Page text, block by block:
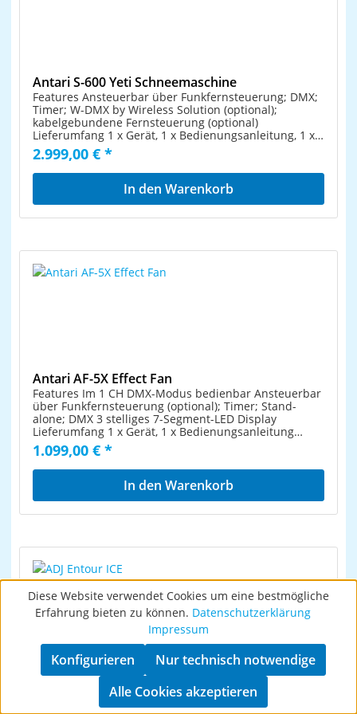
Antari S-600 Yeti Schneemaschine
Features Ansteuerbar über Funkfernsteuerung; DMX;
Timer; W-DMX by Wireless Solution (optional);
kabelgebundene Fernsteuerung (optional)
Lieferumfang 1 x Gerät, 1 x Bedienungsanleitung, 1 x
Netzkabel/Stromkabel, 1 x Konformitätserklärung, 1 x
Fernbedienung, 1 x Batterie, 1 x Schlauch, 1 x Filter
Technische Daten Stromversorgung: 230 V AC, 50 Hz
Gesamtanschlusswert: 1050 W Schutzklasse: SK I
Stromanschluss: Stromeinspeisung über PowerCON
Einbauversion DMX-Ausgang: 1 x 5-pol XLR (W)
Einbauversion Ansteuerung: Funkfernsteuerung;
DMX; Timer; W-DMX by Wireless Solution (optional);
2.999,00 € *
In den Warenkorb
Antari AF-5X Effect Fan
Features Im 1 CH DMX-Modus bedienbar Ansteuerbar
über Funkfernsteuerung (optional); Timer; Stand-
alone; DMX 3 stelliges 7-Segment-LED Display
Lieferumfang 1 x Gerät, 1 x Bedienungsanleitung
Technische Daten Stromversorgung: 230 V AC, 50 Hz
Gesamtanschlusswert: 1600 W DMX-Kanäle: 1
DMX-Eingang: 1 x 5-pol XLR (M) Einbauversion
Ansteuerung: Funkfernsteuerung (optional); Timer;
Stand-alone; DMX Gehäusefarbe: Schwarz
1.099,00 € *
In den Warenkorb
ADJ Entour ICE
Die Entour Ice ist eine Bodennebelmaschine in
Tourqualität, die einen dichten Nebel erzeugt, der bei
Diese Website verwendet Cookies um eine bestmögliche
Erfahrung bieten zu können. Datenschutzerklärung
Impressum
Nur technisch notwendige
Konfigurieren
Alle Cookies akzeptieren